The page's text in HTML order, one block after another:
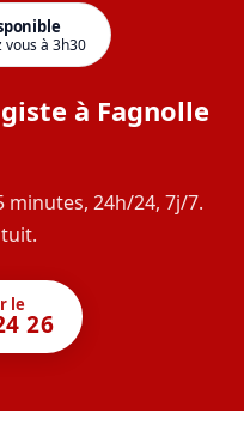
vous à 3h30
à Fagnolle
24h/24, 7j/7.
le
26